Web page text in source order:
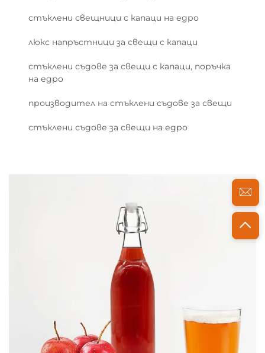
стъклени свещници с капаци на едро
люкс напръстници за свещи с капаци
стъклени съдове за свещи с капаци, поръчка
на едро
производител на стъклени съдове за свещи
стъклени съдове за свещи на едро